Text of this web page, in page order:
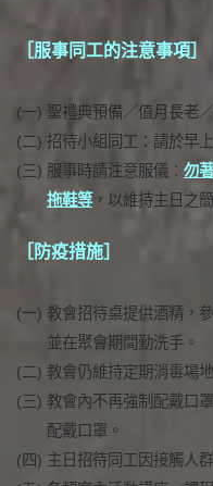
［服事同工的注意事項］
(一) 聖禮典預備／值月長老
(二) 招待小組同工：請於早
(三) 服事時請注意服儀： 勿
拖鞋等，以維持主日之
［防疫措施］
(一) 教會招待桌提供酒精，
並在聚會期間勤洗手。
(二) 教會仍維持定期消毒場
(三) 教會內不再強制配戴口
配戴口罩。
(四) 主日招待同工因接觸人